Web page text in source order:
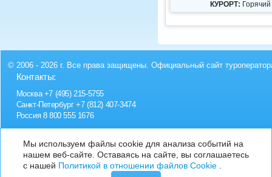
КУРОРТ:
© 2006 - 2026 г. Все права защищены. Официальный сайт
Контакты:
Москва +7 (495) 215-5755
Санкт-Петербург+7 (812) 407-3474
Россия 8 800 555 1676
Мы используем файлы cookie для анализа событий на
нашем веб-сайте. Оставаясь на сайте, вы соглашаетесь
с нашей Политикой в отношении файлов Cookie.